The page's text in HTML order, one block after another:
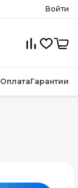
Войти
ОплатаГарантии